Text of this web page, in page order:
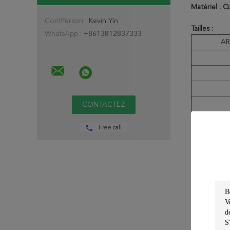
ContPerson : Kevin Yin
WhatsApp : +8613812837333
Free call
Matériel :
Tailles :